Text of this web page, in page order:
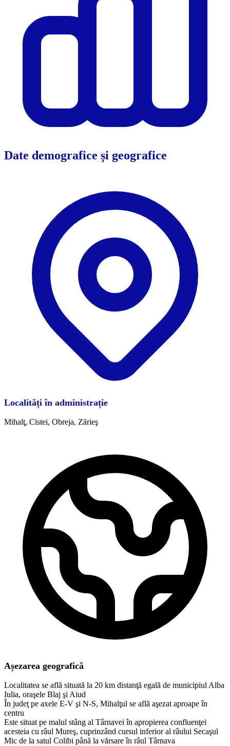
Date demografice și geografice
Localități în administrație
Mihalţ, Cistei, Obreja, Zărieş
Așezarea geografică
Localitatea se află situată la 20 km distanţă egală de municipiul Alba
Iulia, oraşele Blaj şi Aiud
În judeţ pe axele E-V şi N-S, Mihalţul se află aşezat aproape în
centru
Este situat pe malul stâng al Târnavei în apropierea confluenţei
acesteia cu râul Mureş, cuprinzând cursul inferior al râului Secaşul
Mic de la satul Colibi până la vărsare în râul Târnava